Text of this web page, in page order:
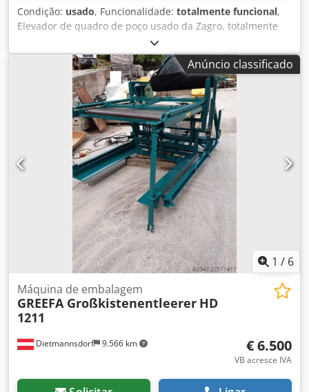
Condição: usado, Funcionalidade: totalmente funcional,
Elevador de quadro de poço usado da Zagro, totalmente
funcional Dkjdpfx Amjzg T U Esrjr
Anúncio classificado
1 / 6
Dietmannsdorf 9.566 km
Máquina de embalagem
GREEFA Großkistenentleerer HD
1211
€ 6.500
VB acresce IVA